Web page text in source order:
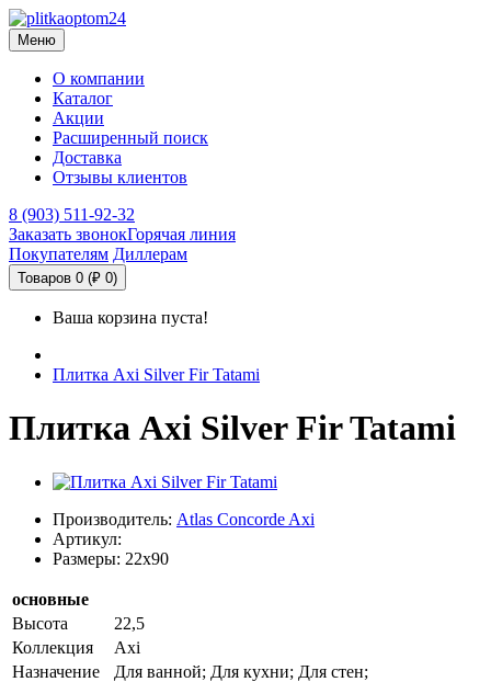
Меню
О компании
Каталог
Акции
Расширенный поиск
Доставка
Отзывы клиентов
8 (903) 511-92-32
Заказать звонокГорячая линия
Покупателям Диллерам
Товаров 0 (₽ 0)
Ваша корзина пуста!
Плитка Axi Silver Fir Tatami
Плитка Axi Silver Fir Tatami
Производитель: Atlas Concorde Axi
Артикул:
Размеры: 22x90
основные
Высота
22,5
Коллекция
Axi
Назначение
Для ванной; Для кухни; Для стен;